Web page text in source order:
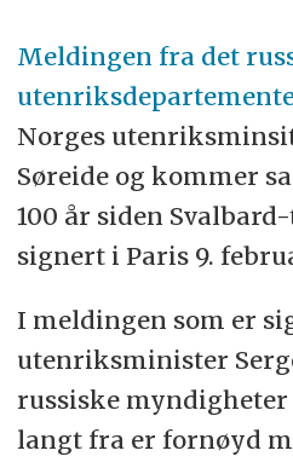
Meldingen fra det
Norges
Søreide og kommer
100 år siden
signert i Paris 9.
I meldingen som er
utenriksminister
russiske
langt fra er fornøyd